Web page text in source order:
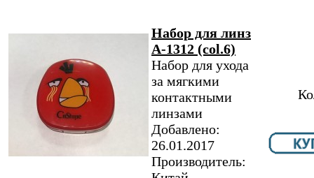
Набор для линз
A-1312 (col.6)
Набор для ухода
за мягкими
контактными
линзами
Добавлено:
26.01.2017
Производитель: